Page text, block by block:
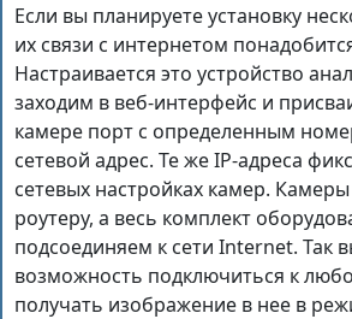
Если вы планируете установку
их связи с интернетом
Настраивается это устройство
заходим в веб-интерфейс и
камере порт с определенным
сетевой адрес. Те же IP-адреса
сетевых настройках камер.
роутеру, а весь комплект
подсоединяем к сети Internet. Так
возможность подключиться к
получать изображение в нее в